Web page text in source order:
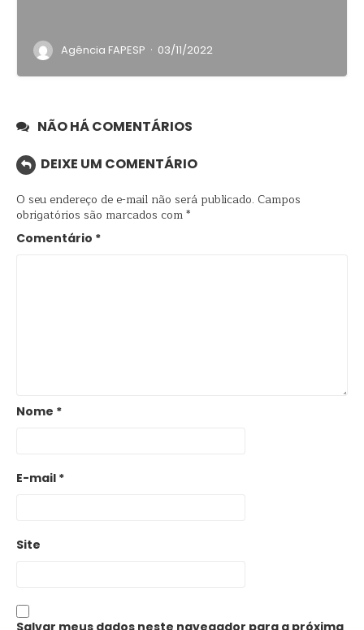
Agência FAPESP · 03/11/2022
NÃO HÁ COMENTÁRIOS
DEIXE UM COMENTÁRIO
O seu endereço de e-mail não será publicado. Campos
obrigatórios são marcados com*
Comentário *
Nome *
E-mail *
Site